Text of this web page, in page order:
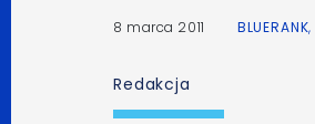
8 marca 2011 BLUERANK,
Redakcja